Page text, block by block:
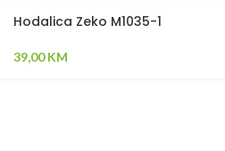
Hodalica Zeko M1035-1
39,00KM